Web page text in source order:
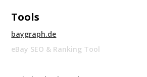
Tools
baygraph.de
eBay SEO & Ranking Tool